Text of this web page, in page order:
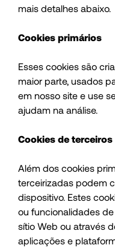
mais detalhes abaixo.
Cookies primários
Esses cookies são
maior parte, usados
em nosso site e use
ajudam na análise.
Cookies de terceiros
Além dos cookies
terceirizadas podem
dispositivo. Estes
ou funcionalidades
sítio Web ou através
aplicações e